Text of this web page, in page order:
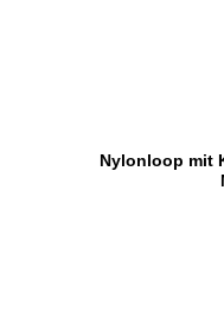
Nylonloop mit